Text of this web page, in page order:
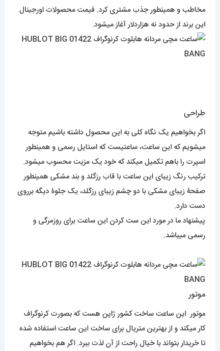
مخاطب و همینطور جذب مشتری کرد. قیمت محصولات اورجینال
این برند از حدود نه هزاردلار آغاز میشود.
طراحی
اگر بخواهیم یک نگاه کلی به این محصول داشته باشیم متوجه
میشویم که این ساعت، ساعتیست که استایل رسمی و همینطور
اسپرت را باهم تکمیل میکند که خود یک مزیت محسوب میشود.
ترکیب رنگ زیبای این ساعت با قاب رزگلد و بند مشکی همینطور
صفحۀ زیبای مشکی با دو چشم زیبای رزگلد، یک جلوۀ دیگه برروی
دست دارد.
پیشنهاد ما در مورد این ست کردن این ساعت برای روزمرگی و
رسمی میباشد.
موتور
موتور این ساعت ساخت کشور ژاپن هست که بصورت کرنوگراف
کار میکند و از بهترین متریال برای ساخت این ساعت استفاده شده
تا خریدار بتواند با خیال راحت از آن لذت ببرد. اگر هم بخواهیم